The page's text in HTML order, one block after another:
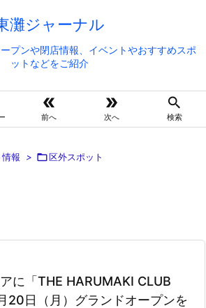
灘ジャーナル
プンや閉店情報、イベントやおすすめスポ
ットなどをご紹介

前へ

次へ

検索
情報 > 区外スポット
に「THE HARUMAKI CLUB
20日（月）グランドオープンを